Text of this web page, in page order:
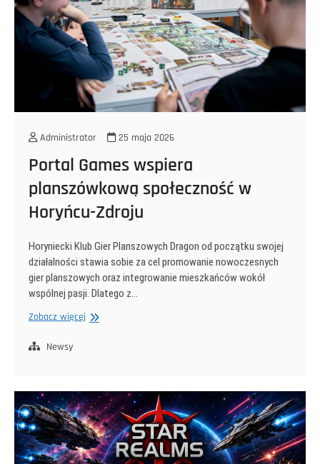
Administrator 25 maja 2026
Portal Games wspiera
planszówkową społeczność w
Horyńcu-Zdroju
Horyniecki Klub Gier Planszowych Dragon od początku swojej
działalności stawia sobie za cel promowanie nowoczesnych
gier planszowych oraz integrowanie mieszkańców wokół
wspólnej pasji. Dlatego z…
Zobacz więcej Portal
w
Horyńcu-
Zdroju
Newsy